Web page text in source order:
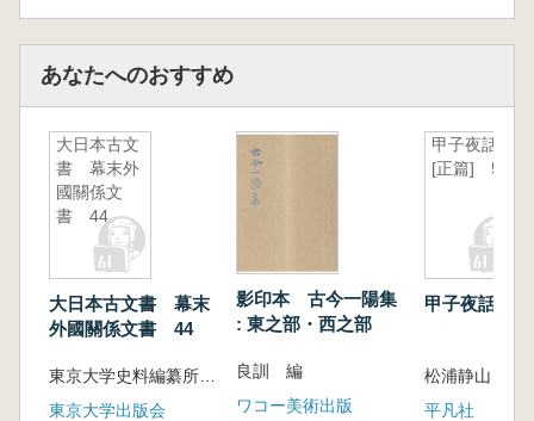
あなたへのおすすめ
大日本古文
書 幕末外
國關係文
書 44
大日本古文書 幕末
外國關係文書 44
東京大学出版会
影印本 古今一陽集
: 東之部・西之部
良訓 編
ワコー美術出版
甲子夜話
[正篇] 5
甲子夜話 [
平凡社